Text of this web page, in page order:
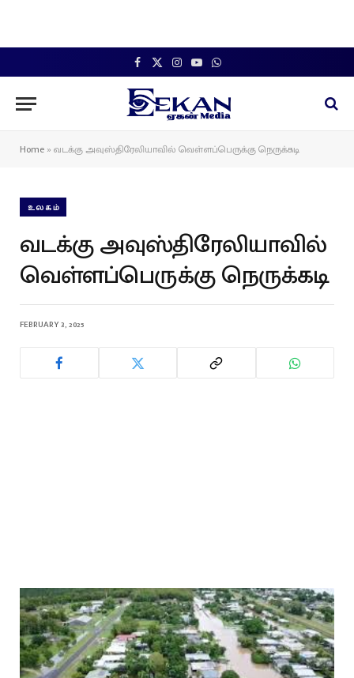
Facebook
X
Instagram
YouTubeWhatsApp
Home » வடக்கு அவுஸ்திரேலியாவில் வெள்ளப்பெருக்கு நெருக்கடி
உலகம்
வடக்கு அவுஸ்திரேலியாவில்
வெள்ளப்பெருக்கு நெருக்கடி
FEBRUARY 3, 2025